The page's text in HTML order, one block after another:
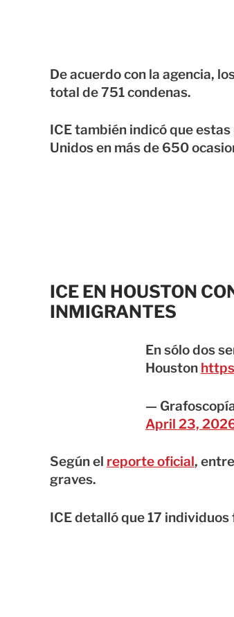
De acuerdo con la agencia,
total de 751 condenas.
ICE también indicó que
Unidos en más de 650
ICE EN HOUSTON
INMIGRANTES
En sólo dos
Houston
—
April 23,
Según el reporte oficial,
graves.
ICE detalló que 17